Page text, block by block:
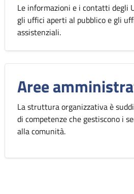
Le informazioni e i contatti degli
gli uffici aperti al pubblico e gli
assistenziali.
Aree
La struttura organizzativa è
di competenze che gestiscono i
alla comunità.